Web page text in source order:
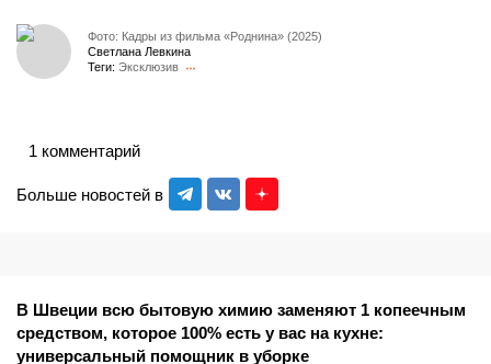
Фото: Кадры из фильма «Роднина» (2025)
Светлана Левкина
Теги: Эксклюзив
Больше новостей в
1 комментарий
В Швеции всю бытовую химию заменяют 1 копеечным
средством, которое 100% есть у вас на кухне:
универсальный помощник в уборке